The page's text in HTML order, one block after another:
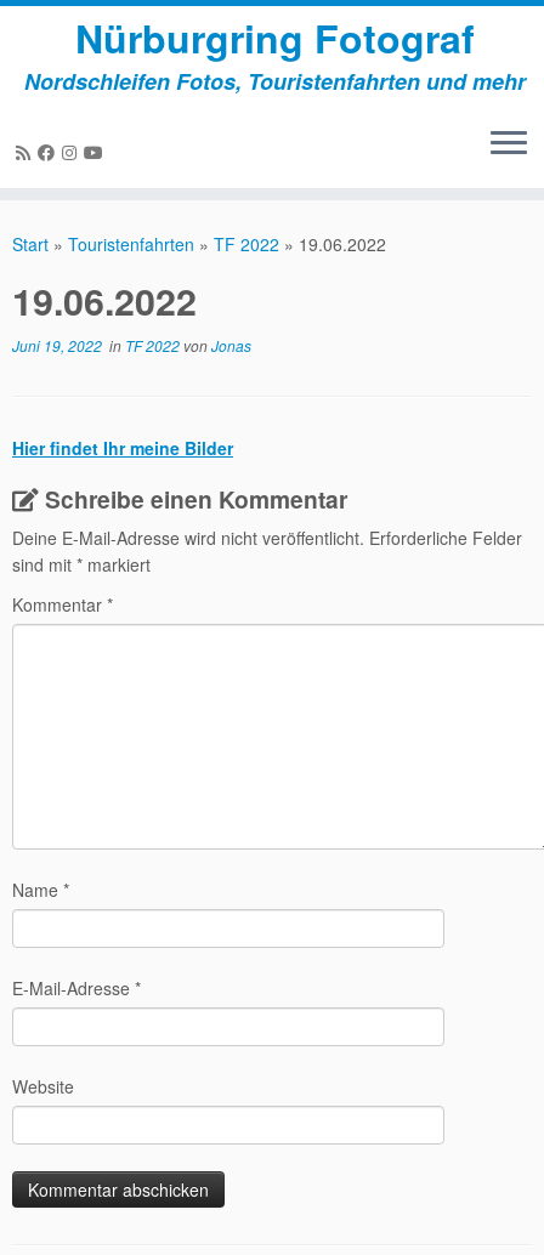
Inhalt
Nürburgring Fotograf
Nordschleifen Fotos, Touristenfahrten und mehr
Start » Touristenfahrten » TF 2022 » 19.06.2022
19.06.2022
Juni 19, 2022 in TF 2022 vonJonas
Hier findet Ihr meine Bilder
Schreibe einen Kommentar
Deine E-Mail-Adresse wird nicht veröffentlicht. Erforderliche Felder
sind mit * markiert
Kommentar *
Name *
E-Mail-Adresse *
Website